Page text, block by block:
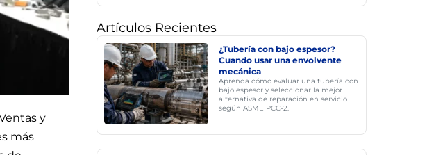
y
más
Artículos Recientes
¿Tubería con bajo espesor?
Cuando usar una envolvente
mecánica
Aprenda cómo evaluar una tubería con
bajo espesor y seleccionar la mejor
alternativa de reparación en servicio
según ASME PCC-2.